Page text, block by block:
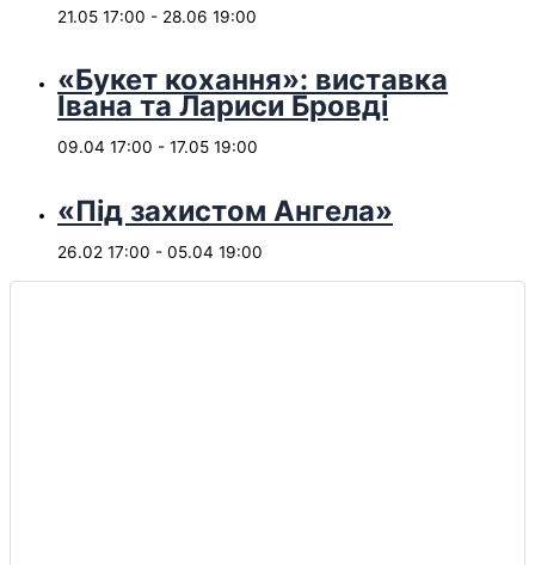
21.05 17:00 - 28.06 19:00
«Букет кохання»: виставка
Івана та Лариси Бровді
09.04 17:00 - 17.05 19:00
«Під захистом Ангела»
26.02 17:00 - 05.04 19:00